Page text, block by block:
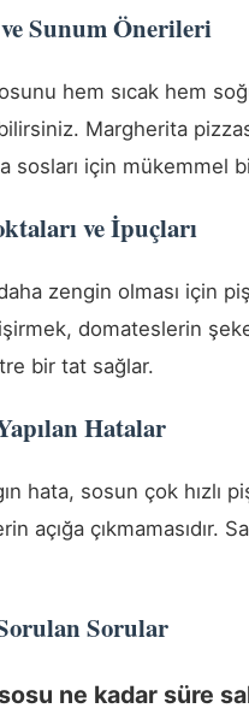
Sunum Önerileri
hem sıcak hem
Margherita
sosları için mükemmel
ve İpuçları
zengin olması için
domateslerin
bir tat sağlar.
Hatalar
hata, sosun çok hızlı
açığa çıkmamasıdır.
Sorular
ne kadar süre